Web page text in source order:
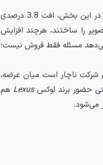
تولید جهانی تویوتا هم در ماه مه 5.5 درصد کمتر از سال قبل بود. در این بخش، افت 3.8 درصدی
مهمی از تصویر را ساختند، هرچند افزایش
مسئله فقط فروش نیست؛
شرکت ناچار است میان عرضه،
حتی حضور برند لوکسLexus هم
می‌شود.